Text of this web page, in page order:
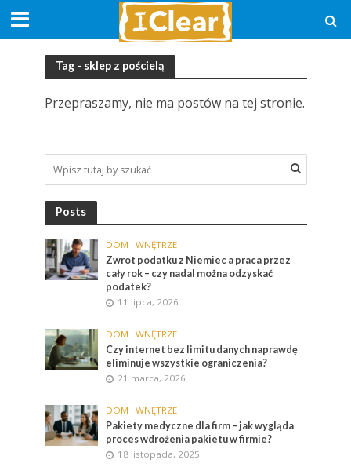
Tag - sklep z pościelą
Przepraszamy, nie ma postów na tej stronie.
Posts
DOM I WNĘTRZE
Zwrot podatku z Niemiec a praca przez
cały rok – czy nadal można odzyskać
podatek?
11 lipca, 2026
DOM I WNĘTRZE
Czy internet bez limitu danych naprawdę
eliminuje wszystkie ograniczenia?
21 marca, 2026
DOM I WNĘTRZE
Pakiety medyczne dla firm – jak wygląda
proces wdrożenia pakietu w firmie?
18 listopada, 2025